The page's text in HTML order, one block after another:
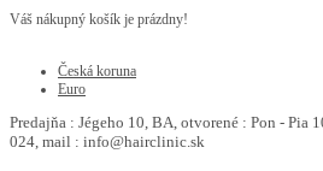
Váš nákupný košík je prázdny!
Česká koruna
Euro
Predajňa : Jégeho 10, BA, otvorené : Pon - Pia
024, mail : info@hairclinic.sk